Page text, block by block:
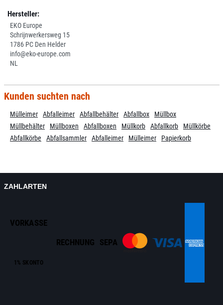
Hersteller:
EKO Europe
Schrijnwerkersweg 15
1786 PC Den Helder
info@eko-europe.com
NL
Kunden suchten nach
Mülleimer Abfalleimer Abfallbehälter Abfallbox
Müllbox
Müllbehälter
Müllboxen Abfallboxen Müllkorb Abfallkorb
Müllkörbe
Abfallkörbe
Abfallsammler Abfalleimer Mülleimer Papierkorb
ZAHLARTEN
VORKASSE
1% SKONTO
RECHNUNG SEPA